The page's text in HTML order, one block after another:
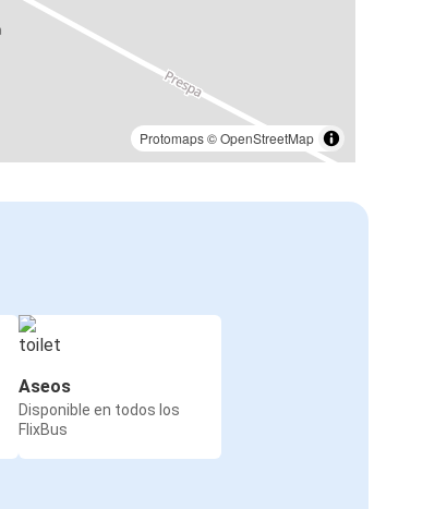
Protomaps©OpenStreetMap
Aseos
Disponible en todos los
FlixBus